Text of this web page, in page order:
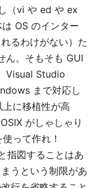
（vi や ed や ex
OS のインター
るわけがない）た
ん。そもそも GUI
Visual Studio
まで対応し
に移植性が高
がしゃしゃり
って作れ！
指図することはあ
うという制限があ